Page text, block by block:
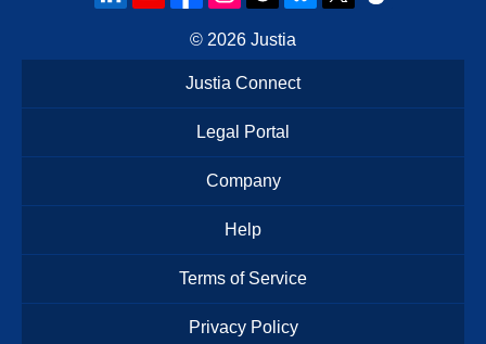
© 2026 Justia
Justia Connect
Legal Portal
Company
Help
Terms of Service
Privacy Policy